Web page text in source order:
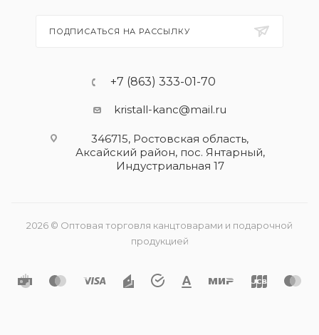
ПОДПИСАТЬСЯ НА РАССЫЛКУ
+7 (863) 333-01-70
kristall-kanc@mail.ru
346715, Ростовская область​,
Аксайский район, пос. Янтарный,
Индустриальная 17
2026 © Оптовая торговля канцтоварами и подарочной
продукцией